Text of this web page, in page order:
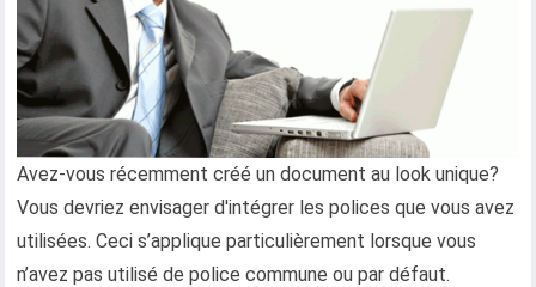
Avez-vous récemment créé un document au look unique?
Vous devriez envisager d'intégrer les polices que vous avez
utilisées. Ceci s’applique particulièrement lorsque vous
n’avez pas utilisé de police commune ou par défaut.